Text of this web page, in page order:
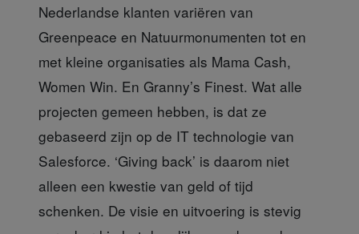
Nederlandse klanten variëren van
Greenpeace en Natuurmonumenten tot en
met kleine organisaties als Mama Cash,
Women Win. En Granny’s Finest. Wat alle
projecten gemeen hebben, is dat ze
gebaseerd zijn op de IT technologie van
Salesforce. ‘Giving back’ is daarom niet
alleen een kwestie van geld of tijd
schenken. De visie en uitvoering is stevig